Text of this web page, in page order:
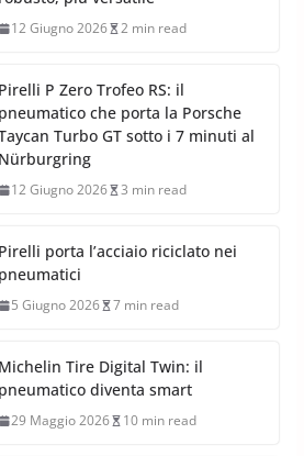
12 Giugno 2026 2 min read
Pirelli P Zero Trofeo RS: il
pneumatico che porta la Porsche
Turbo GT sotto i 7 minuti al
Nürburgring
12 Giugno 2026 3 min read
Pirelli porta l’acciaio riciclato nei
pneumatici
5 Giugno 2026 7 min read
Michelin Tire Digital Twin: il
pneumatico diventa smart
29 Maggio 2026 10 min read